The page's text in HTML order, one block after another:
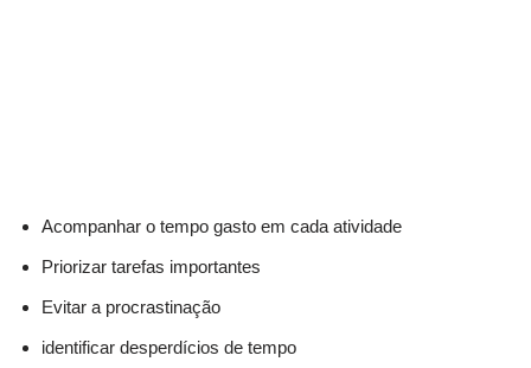
Acompanhar‍ o tempo gasto em cada atividade
Priorizar ⁢tarefas importantes
Evitar ​a procrastinação
identificar desperdícios de tempo